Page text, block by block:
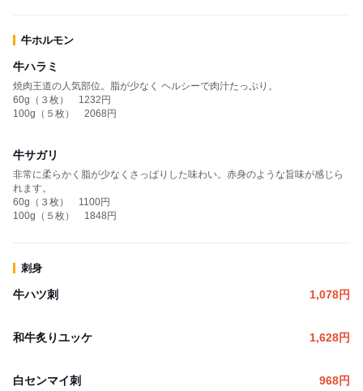
牛ホルモン
牛ハラミ
焼肉王道の人気部位。脂が少なく ヘルシーで肉汁たっぷり。
60g（３枚） 1232円
100g（５枚） 2068円
牛サガリ
非常に柔らかく脂が少なくさっぱりした味わい。赤身のような旨味が感じら
れます。
60g（３枚） 1100円
100g（５枚） 1848円
刺身
牛ハツ刺 1,078円
和牛炙りユッケ 1,628円
白センマイ刺 968円